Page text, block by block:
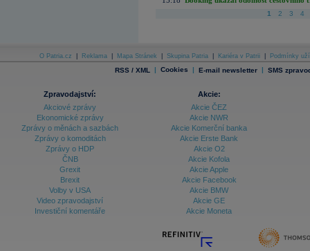
1 2 3 4
O Patria.cz Reklama Mapa Stránek Skupina Patria Kariéra v Patrii Podmínky
RSS / XML | Cookies | E-mail newsletter | SMS
Zpravodajství:
Akciové zprávy
Ekonomické zprávy
Zprávy o měnách a sazbách
Zprávy o komoditách
Zprávy o HDP
ČNB
Grexit
Brexit
Volby v USA
Video zpravodajství
Investiční komentáře
Akcie:
Akcie ČEZ
Akcie NWR
Akcie Komerční banka
Akcie Erste Bank
Akcie O2
Akcie Kofola
Akcie Apple
Akcie Facebook
Akcie BMW
Akcie GE
Akcie Moneta